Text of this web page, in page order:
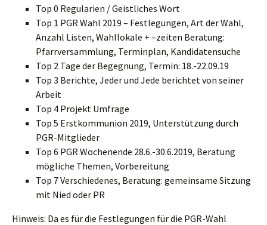
Top 0 Regularien / Geistliches Wort
Top 1 PGR Wahl 2019 – Festlegungen, Art der Wahl,
Anzahl Listen, Wahllokale + –zeiten Beratung:
Pfarrversammlung, Terminplan, Kandidatensuche
Top 2 Tage der Begegnung, Termin: 18.-22.09.19
Top 3 Berichte, Jeder und Jede berichtet von seiner
Arbeit
Top 4 Projekt Umfrage
Top 5 Erstkommunion 2019, Unterstützung durch
PGR-Mitglieder
Top 6 PGR Wochenende 28.6.-30.6.2019, Beratung
mögliche Themen, Vorbereitung
Top 7 Verschiedenes, Beratung: gemeinsame Sitzung
mit Nied oder PR
Hinweis: Da es für die Festlegungen für die PGR-Wahl